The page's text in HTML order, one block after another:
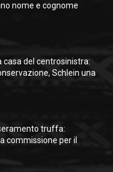
nome e cognome
casa del centrosinistra:
Schlein una
truffa:
commissione per il